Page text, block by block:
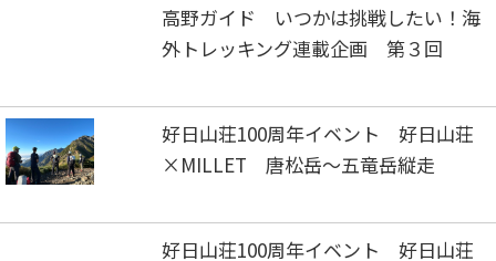
高野ガイド いつかは挑戦したい！海
外トレッキング連載企画 第３回
好日山荘100周年イベント 好日山荘
×MILLET 唐松岳～五竜岳縦走
好日山荘100周年イベント 好日山荘